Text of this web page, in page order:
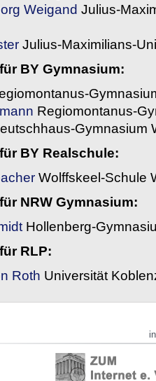
Weigand Julius-
Julius-Maximilians-
BY Gymnasium:
Regiomontanus-
Gymnasium
BY Realschule:
Wolffskeel-Schule
NRW Gymnasium:
Hollenberg-
RLP:
Roth Universität